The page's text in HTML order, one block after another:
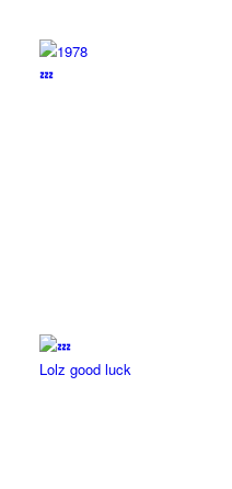
💤
Lolz good luck